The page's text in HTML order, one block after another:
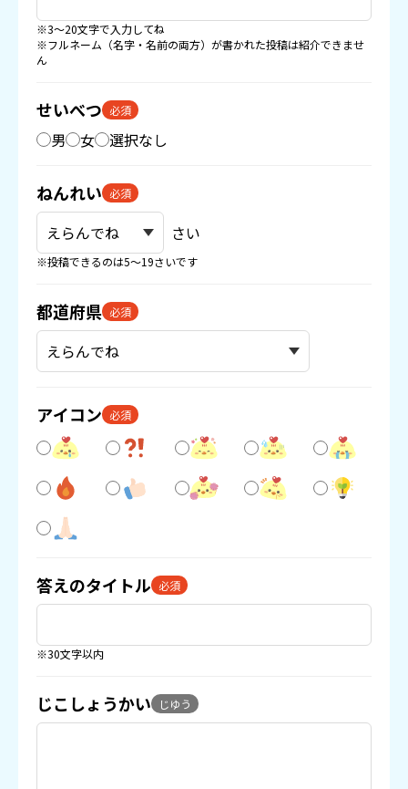
※3〜20文字で入力してね
※フルネーム（名字・名前の両方）が書かれた投稿は紹介できませ
ん
せいべつ 必須
男 女 選択なし
ねんれい 必須
さい
※投稿できるのは5〜19さいです
都道府県 必須
アイコン 必須
答えのタイトル 必須
※30文字以内
じこしょうかい じゆう